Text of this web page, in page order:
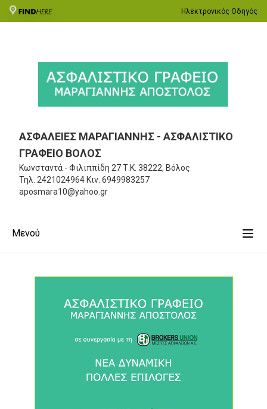
Ηλεκτρονικός Οδηγός
ΑΣΦΑΛΕΙΕΣ ΜΑΡΑΓΙΑΝΝΗΣ - ΑΣΦΑΛΙΣΤΙΚΟ
ΓΡΑΦΕΙΟ ΒΟΛΟΣ
Κωνσταντά - Φιλιππίδη 27Τ.Κ. 38222, Βόλος
Τηλ. 2421024964 Κιν. 6949983257
aposmara10@yahoo.gr
Μενού